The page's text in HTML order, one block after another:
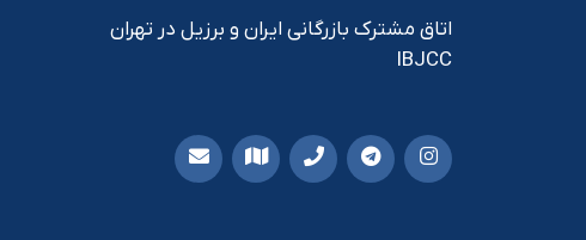
اتاق مشترک بازرگانی ایران و برزیل در تهران
IBJCC